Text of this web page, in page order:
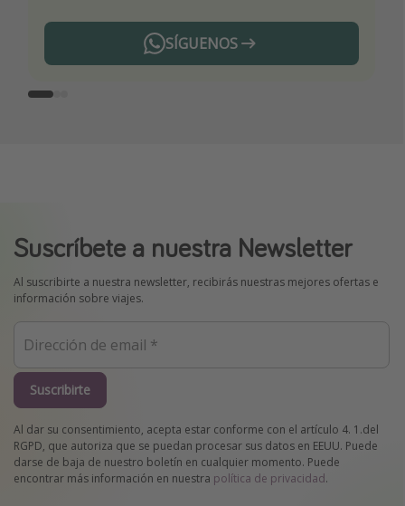
SÍGUENOS
Telegram
Suscríbete a nuestra Newsletter
Al suscribirte a nuestra newsletter, recibirás nuestras mejores ofertas e
información sobre viajes.
Suscribirte
Al dar su consentimiento, acepta estar conforme con el artículo 4. 1.del
RGPD, que autoriza que se puedan procesar sus datos en EEUU. Puede
darse de baja de nuestro boletín en cualquier momento. Puede
encontrar más información en nuestra política de privacidad.